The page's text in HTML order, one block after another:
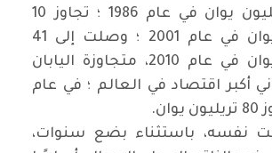
تجاوز تريليون يوان في عام 1986 ؛ تجاوز 10
تريليون يوان في عام 2001 ؛ وصلت إلى 41
تريليون يوان في عام 2010، متجاوزة اليابان
أكبر اقتصاد في العالم ؛ في عام
نفسه، باستثناء بضع سنوات،